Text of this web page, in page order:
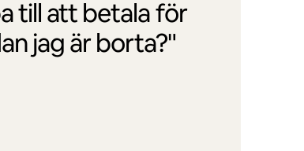
till att betala för
jag är borta?"